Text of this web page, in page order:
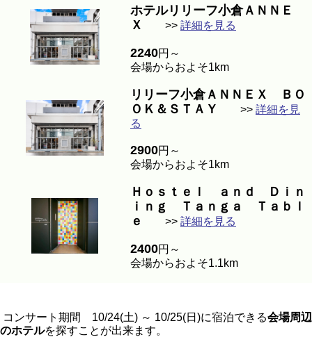
ホテルリリーフ小倉ＡＮＮＥ
Ｘ
>> 詳細を見る
2240円～
会場からおよそ1km
リリーフ小倉ＡＮＮＥＸ ＢＯ
ＯＫ＆ＳＴＡＹ
>> 詳細を見
る
2900円～
会場からおよそ1km
Ｈｏｓｔｅｌ ａｎｄ Ｄｉｎ
ｉｎｇ Ｔａｎｇａ Ｔａｂｌ
ｅ
>> 詳細を見る
2400円～
会場からおよそ1.1km
コンサート期間 10/24(土) ～ 10/25(日)に宿泊できる会場周辺
のホテルを探すことが出来ます。